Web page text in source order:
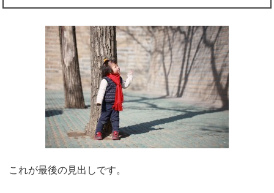
これが最後の見出しです。